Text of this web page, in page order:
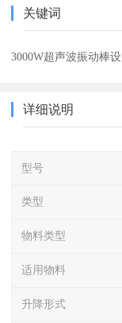
关键词
3000W超声波振动棒
详细说明
型号
类型
物料类型
适用物料
升降形式